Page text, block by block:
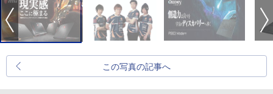
この写真の記事へ